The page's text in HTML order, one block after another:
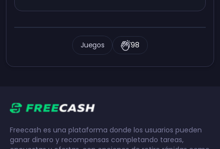
Juegos 98
Freecash es una plataforma donde los usuarios pueden
ganar dinero y recompensas completando tareas,